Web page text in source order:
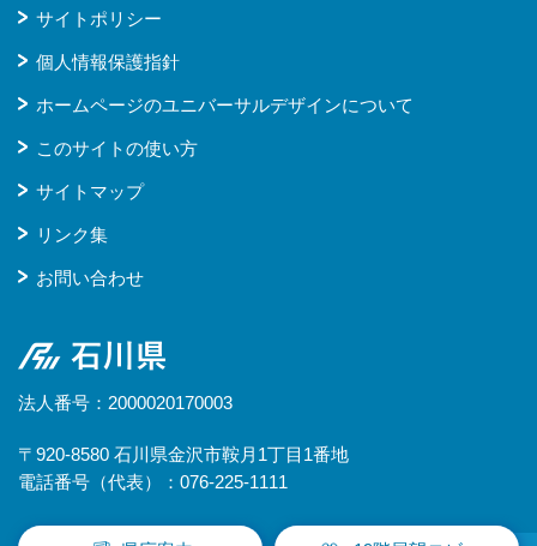
サイトポリシー
個人情報保護指針
ホームページのユニバーサルデザインについて
このサイトの使い方
サイトマップ
リンク集
お問い合わせ
石川県
法人番号：2000020170003
〒920-8580 石川県金沢市鞍月1丁目1番地
電話番号（代表）：076-225-1111